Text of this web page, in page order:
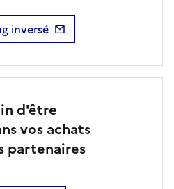
inversé
d'être
vos achats
partenaires